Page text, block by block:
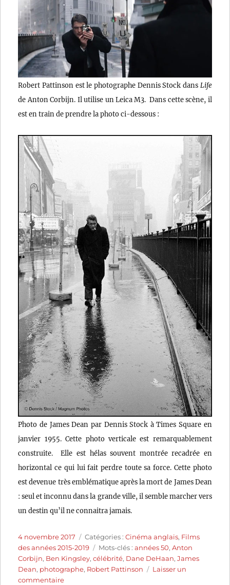
Robert Pattinson est le photographe Dennis Stock dans Life
de Anton Corbijn. Il utilise un Leica M3. Dans cette scène, il
est en train de prendre la photo ci-dessous :
Photo de James Dean par Dennis Stock à Times Square en
janvier 1955. Cette photo verticale est remarquablement
construite. Elle est hélas souvent montrée recadrée en
horizontal ce qui lui fait perdre toute sa force. Cette photo
est devenue très emblématique après la mort de James Dean
: seul et inconnu dans la grande ville, il semble marcher vers
un destin qu’il ne connaitra jamais.
Publié
le
4 novembre 2017 Catégories
Catégories :Cinéma anglais, Films
des années 2015-2019
Étiquettes
Mots-clés :années 50,Anton
Corbijn, Ben Kingsley,célébrité, Dane DeHaan,James
Dean, photographe, Robert Pattinson
Laisser un
commentairesur